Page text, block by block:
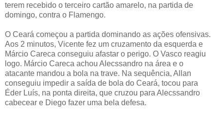
terem recebido o terceiro cartão amarelo, na partida de
domingo, contra o Flamengo.
O Ceará começou a partida dominando as ações ofensivas.
Aos 2 minutos, Vicente fez um cruzamento da esquerda e
Márcio Careca conseguiu afastar o perigo. O Vasco reagiu
logo. Márcio Careca achou Alecssandro na área e o
atacante mandou a bola na trave. Na sequência, Allan
conseguiu impedir a saída de bola do Ceará, tocou para
Éder Luís, na ponta direita, que cruzou para Alecssandro
cabecear e Diego fazer uma bela defesa.